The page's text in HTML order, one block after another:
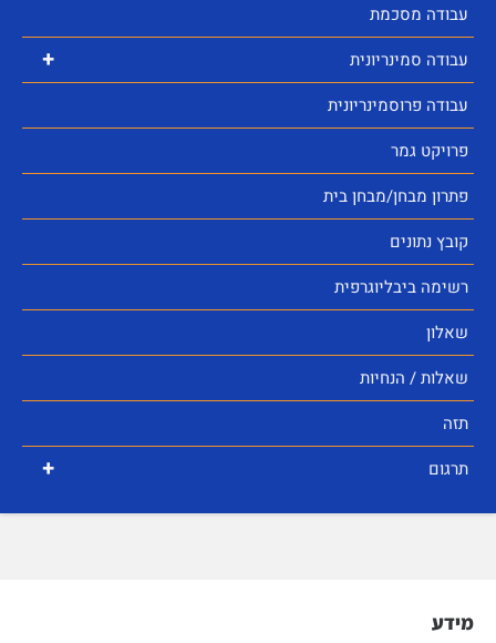
עבודה מסכמת
+
עבודה סמינריונית
עבודה פרוסמינריונית
פרויקט גמר
פתרון מבחן/מבחן בית
קובץ נתונים
רשימה ביבליוגרפית
שאלון
שאלות / הנחיות
תזה
+ תרגום
מידע